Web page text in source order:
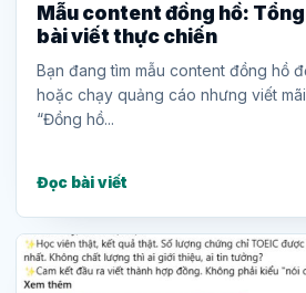
Mẫu content đồng hồ:
bài viết thực chiến
Bạn đang tìm mẫu content đồng hồ
hoặc chạy quảng cáo nhưng viết
“Đồng hồ...
Đọc bài viết